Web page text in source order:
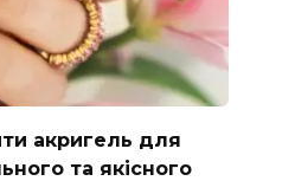
акригель для
та якісного